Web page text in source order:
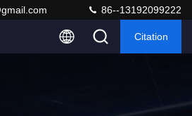
86--13192099222
Citation